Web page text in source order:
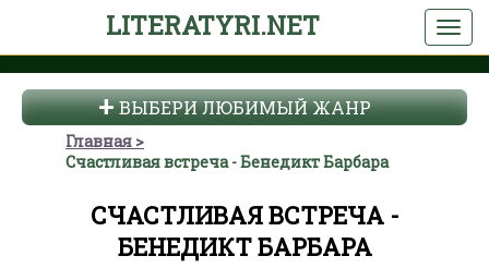
LITERATYRI.NET
ВЫБЕРИ ЛЮБИМЫЙ ЖАНР
Главная
Счастливая встреча - Бенедикт Барбара
СЧАСТЛИВАЯ ВСТРЕЧА -
БЕНЕДИКТ БАРБАРА